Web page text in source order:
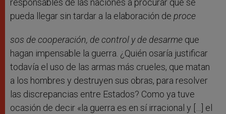
responsables de las naciones a procurar que se
pueda llegar sin tardar a la elaboración de proce
sos de cooperación, de control y de desarme que
hagan impensable la guerra. ¿Quién osaría justificar
todavía el uso de las armas más crueles, que matan
a los hombres y destruyen sus obras, para resolver
las discrepancias entre Estados? Como ya tuve
ocasión de decir «la guerra es en sí irracional y […] el